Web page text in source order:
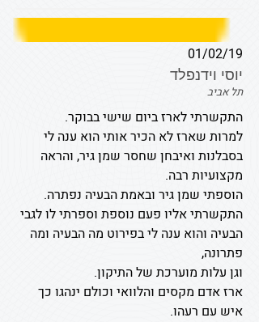
01/02/19
יוסי וידנפלד
תל אביב
התקשרתי לארז ביום שישי בבוקר.
למרות שארז לא הכיר אותי הוא ענה לי
בסבלנות ואיבחן שחסר שמן גיר, והראה
מקצועיות רבה.
הוספתי שמן גיר ובאמת הבעיה נפתרה.
התקשרתי אליו פעם נוספת וספרתי לו לגבי
הבעיה והוא ענה לי בפירוט מה הבעיה ומה
פתרונה,
וגן עלות מוערכת של התיקון.
ארז אדם מקסים והלוואי וכולם ינהגו כך
איש עם רעהו.